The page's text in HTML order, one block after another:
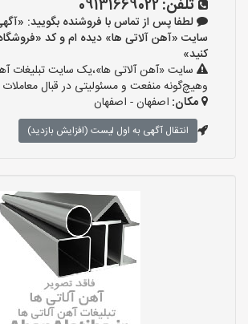
تلفن:09131669022
لطفا پس از تماس با فروشنده بگویید:
کنید»
سایت «آهن آلاتی ها»،یک سایت تبلیغات
وهیچ‌گونه منفعت و مسئولیتی در قبال معاملات
مکان: اصفهان - اصفهان
انتقال آگهی به اول لیست (افزایش بازدید)